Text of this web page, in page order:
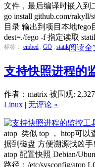
文件，最后编译时嵌入到
go install github.com/
目录 输出到项目本地fego
dest=./fego -f 指定读取
标签： embed GO statik阅读全
支持快照进程的
作者：matrix 被围观:
Linux | 无评论 »
atop 类似 top ， htop可
据到磁盘 方便溯源找凶手!
atop 配置快照 Debian/
路径：/etc/sysconfig/atop